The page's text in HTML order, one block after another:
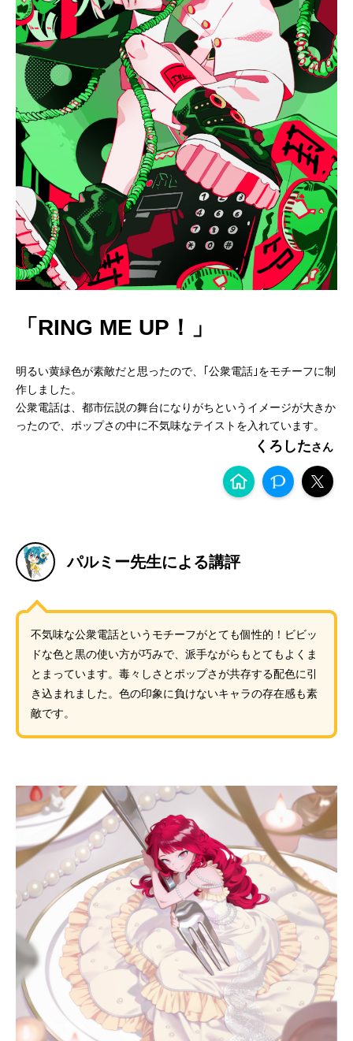
「RING ME UP！」
明るい黄緑色が素敵だと思ったので、｢公衆電話｣をモチーフに制
作しました。
公衆電話は、都市伝説の舞台になりがちというイメージが大きか
ったので、ポップさの中に不気味なテイストを入れています。
くろした
パルミー先生による講評
不気味な公衆電話というモチーフがとても個性的！ビビッ
ドな色と黒の使い方が巧みで、派手ながらもとてもよくま
とまっています。毒々しさとポップさが共存する配色に引
き込まれました。色の印象に負けないキャラの存在感も素
敵です。